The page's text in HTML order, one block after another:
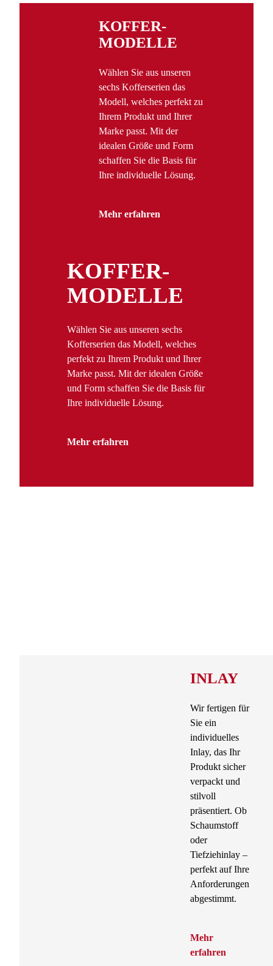
KOFFER­
MODELLE
Wählen Sie aus unseren
sechs Kofferserien das
Modell, welches perfekt zu
Ihrem Produkt und Ihrer
Marke passt. Mit der
idealen Größe und Form
schaffen Sie die Basis für
Ihre individuelle Lösung.
Mehr erfahren
KOFFER­
MODELLE
Wählen Sie aus unseren sechs
Kofferserien das Modell, welches
perfekt zu Ihrem Produkt und Ihrer
Marke passt. Mit der idealen Größe
und Form schaffen Sie die Basis für
Ihre individuelle Lösung.
Mehr erfahren
INLAY
Wir fertigen für
Sie ein
individuelles
Inlay, das Ihr
Produkt sicher
verpackt und
stilvoll
präsentiert. Ob
Schaumstoff
oder
Tiefziehinlay –
perfekt auf Ihre
Anforderungen
abgestimmt.
Mehr
erfahren